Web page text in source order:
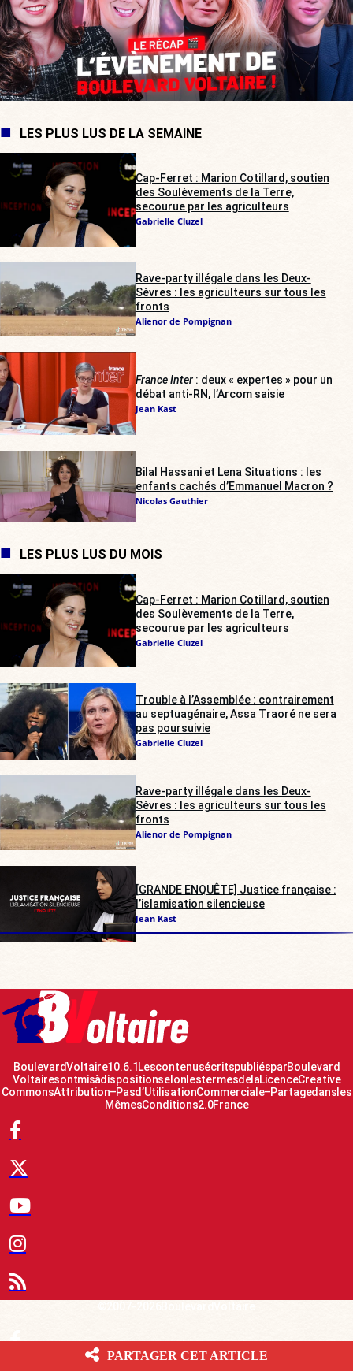
LES PLUS LUS DE LA SEMAINE
Cap-Ferret : Marion Cotillard, soutien
des Soulèvements de la Terre,
secourue par les agriculteurs
Gabrielle Cluzel
Rave-party illégale dans les Deux-
Sèvres : les agriculteurs sur tous les
fronts
Alienor de Pompignan
France Inter: deux « expertes » pour un
débat anti-RN, l’Arcom saisie
Jean Kast
Bilal Hassani et Lena Situations : les
enfants cachés d’Emmanuel Macron ?
Nicolas Gauthier
LES PLUS LUS DU MOIS
Cap-Ferret : Marion Cotillard, soutien
des Soulèvements de la Terre,
secourue par les agriculteurs
Gabrielle Cluzel
Trouble à l’Assemblée : contrairement
au septuagénaire, Assa Traoré ne sera
pas poursuivie
Gabrielle Cluzel
Rave-party illégale dans les Deux-
Sèvres : les agriculteurs sur tous les
fronts
Alienor de Pompignan
[GRANDE ENQUÊTE] Justice française :
l’islamisation silencieuse
Jean Kast
Boulevard Voltaire 10.6.1 Les contenus écrits publiés par Boulevard
Voltaire sont mis à disposition selon les termes de la Licence Creative
Commons Attribution – Pas d’Utilisation Commerciale – Partage dans les
Mêmes Conditions 2.0 France
PARTAGER CET ARTICLE